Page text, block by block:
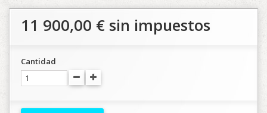
11 900,00 € sin impuestos
Cantidad